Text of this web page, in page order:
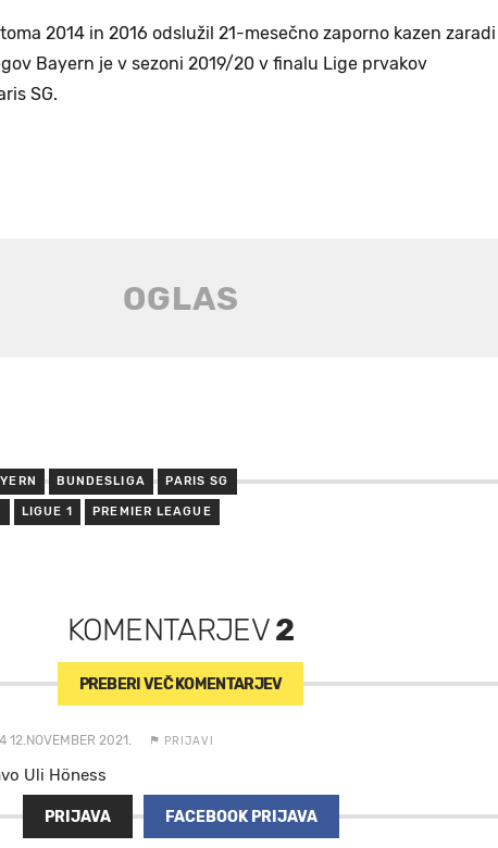
2014 in 2016 odslužil 21-mesečno zaporno kazen zaradi
Bayern je v sezoni 2019/20 v finalu Lige prvakov
SG.
BUNDESLIGA PARIS SG
LIGUE 1 PREMIER LEAGUE
KOMENTARJEV2
PREBERI VEČ KOMENTARJEV
12.NOVEMBER 2021. PRIJAVI
Uli Höness
PRIJAVA FACEBOOK PRIJAVA